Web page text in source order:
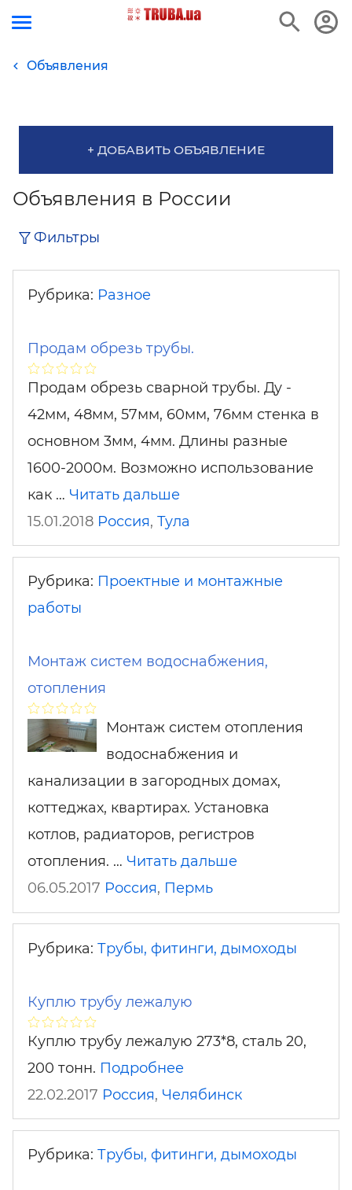
Объявления
+ ДОБАВИТЬ ОБЪЯВЛЕНИЕ
Объявления в России
Фильтры
Рубрика: Разное
Продам обрезь трубы.
Продам обрезь сварной трубы. Ду -
42мм, 48мм, 57мм, 60мм, 76мм стенка в
основном 3мм, 4мм. Длины разные
1600-2000м. Возможно использование
как … Читать дальше
15.01.2018 Россия, Тула
Рубрика: Проектные и монтажные
работы
Монтаж систем водоснабжения,
отопления
Монтаж систем отопления
водоснабжения и
канализации в загородных домах,
коттеджах, квартирах. Установка
котлов, радиаторов, регистров
отопления. … Читать дальше
06.05.2017 Россия, Пермь
Рубрика: Трубы, фитинги, дымоходы
Куплю трубу лежалую
Куплю трубу лежалую 273*8, сталь 20,
200 тонн. Подробнее
22.02.2017 Россия, Челябинск
Рубрика: Трубы, фитинги, дымоходы